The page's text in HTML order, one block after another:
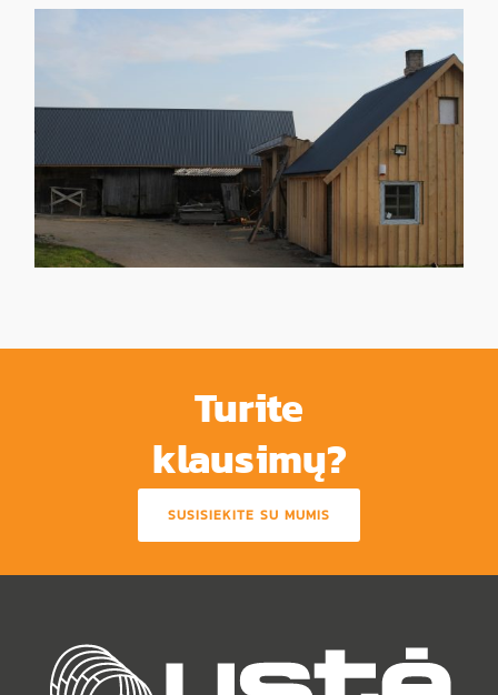
Turite
klausimų?
SUSISIEKITE SU MUMIS